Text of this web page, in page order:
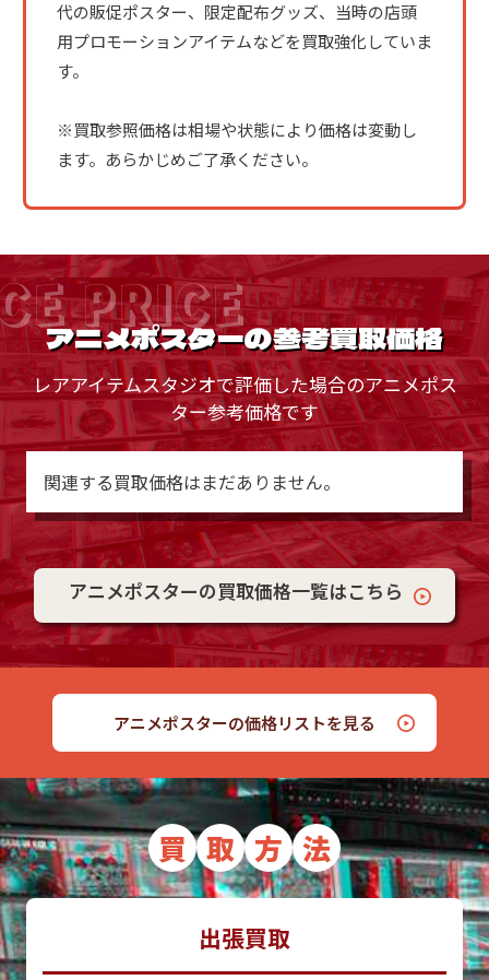
代の販促ポスター、限定配布グッズ、当時の店頭
用プロモーションアイテムなどを買取強化していま
す。
※買取参照価格は相場や状態により価格は変動し
ます。あらかじめご了承ください。
PRICE
アニメポスターの参考買取価格
レアアイテムスタジオで評価した場合のアニメポス
ター参考価格です
関連する買取価格はまだありません。
アニメポスターの買取価格一覧はこちら
アニメポスターの価格リストを見る
買 取 方 法
出張買取